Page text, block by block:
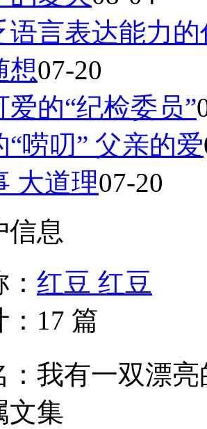
语言表达能力
想07-20
爱的“纪检委员”
“唠叨” 父亲的爱
大道理07-20
信息
红豆 红豆
17 篇
我有一双漂
文集